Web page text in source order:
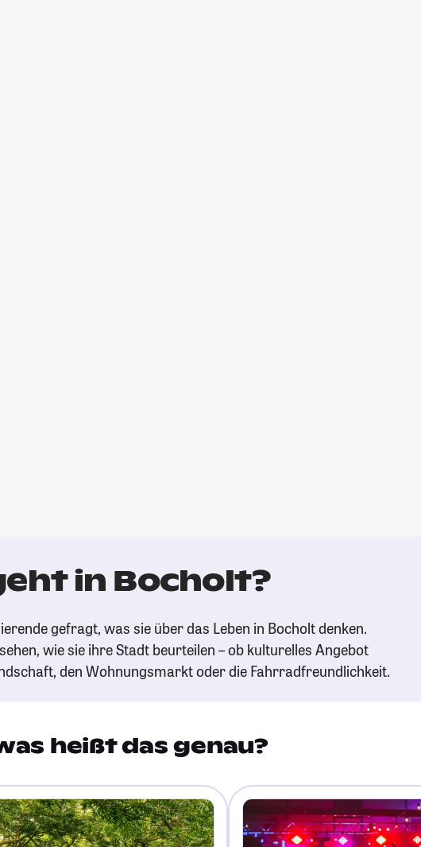
in Bocholt?
gefragt, was sie über das Leben in Bocholt denken.
wie sie ihre Stadt beurteilen – ob kulturelles Angebot
den Wohnungsmarkt oder die Fahrradfreundlichkeit.
heißt das genau?